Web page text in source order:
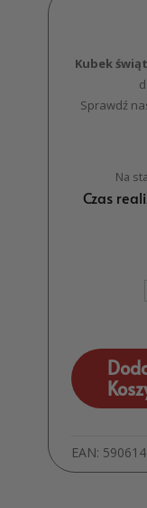
Kubek
Sprawdź
Na
Czas
EAN: